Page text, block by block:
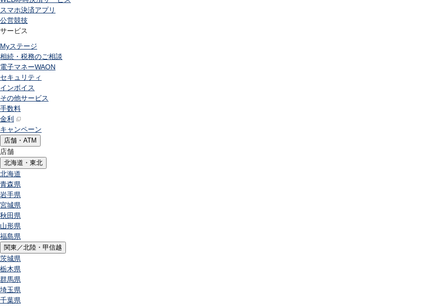
スマホ決済アプリ
公営競技
サービス
Myステージ
相続・税務のご相談
電子マネーWAON
セキュリティ
インボイス
その他サービス
手数料
金利
キャンペーン
店舗・ATM
店舗
北海道・東北
北海道
青森県
岩手県
宮城県
秋田県
山形県
福島県
関東／北陸・甲信越
茨城県
栃木県
群馬県
埼玉県
千葉県